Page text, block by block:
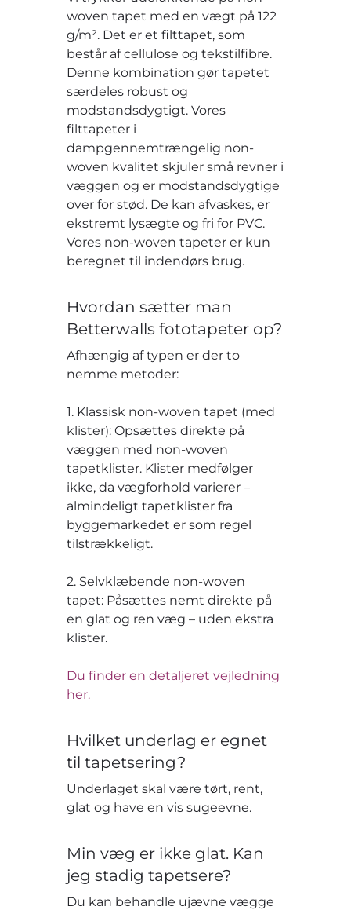
woven tapet med en vægt på 122
g/m². Det er et filttapet, som
består af cellulose og tekstilfibre.
Denne kombination gør tapetet
særdeles robust og
modstandsdygtigt. Vores
filttapeter i
dampgennemtrængelig non-
woven kvalitet skjuler små revner i
væggen og er modstandsdygtige
over for stød. De kan afvaskes, er
ekstremt lysægte og fri for PVC.
Vores non-woven tapeter er kun
beregnet til indendørs brug.
Hvordan sætter man
Betterwalls fototapeter op?
Afhængig af typen er der to
nemme metoder:
1. Klassisk non-woven tapet (med
klister): Opsættes direkte på
væggen med non-woven
tapetklister. Klister medfølger
ikke, da vægforhold varierer –
almindeligt tapetklister fra
byggemarkedet er som regel
tilstrækkeligt.
2. Selvklæbende non-woven
tapet: Påsættes nemt direkte på
en glat og ren væg – uden ekstra
klister.
Du finder en detaljeret vejledning
her.
Hvilket underlag er egnet
til tapetsering?
Underlaget skal være tørt, rent,
glat og have en vis sugeevne.
Min væg er ikke glat. Kan
jeg stadig tapetsere?
Du kan behandle ujævne vægge